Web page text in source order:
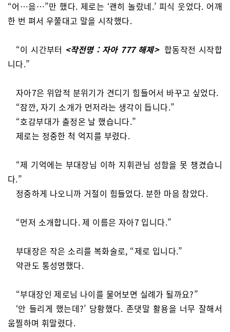
“어…음…”만 했다. 제로는 ‘괜히 놀랐네.’ 피식 웃었다. 어깨
한 번 펴서 우쭐대고 말을 시작했다.
“이 시간부터 <작전명 : 자아 777 해제> 합동작전 시작합
니다.”
자아7은 위압적 분위기가 견디기 힘들어서 바꾸고 싶었다.
“잠깐, 자기 소개가 먼저라는 생각이 듭니다.”
“호감부대가 출정온 날 했습니다.”
제로는 정중한 척 억지를 부렸다.
“제 기억에는 부대장님 이하 지휘관님 성함을 못 챙겼습니
다.”
정중하게 나오니까 거절이 힘들었다. 분한 마음 참았다.
“먼저 소개합니다. 제 이름은 자아7 입니다.”
부대장은 작은 소리를 복화술로, “제로 입니다.”
약관도 통성명했다.
“부대장인 제로님 나이를 물어보면 실례가 될까요?”
‘안 들리게 했는데?’ 당황했다. 존댓말 활용을 너무 잘해서
움찔하며 휘말렸다.